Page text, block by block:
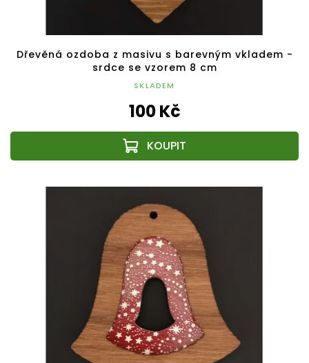
Dřevěná ozdoba z masivu s barevným vkladem -
srdce se vzorem 8 cm
SKLADEM
100 Kč